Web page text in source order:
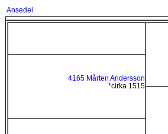
Ansedel
4165 Mårten Andersson
*cirka 1515